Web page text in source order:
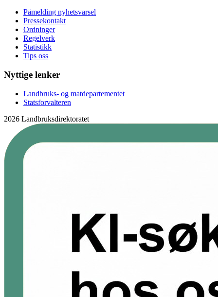
Påmelding nyhetsvarsel
Pressekontakt
Ordninger
Regelverk
Statistikk
Tips oss
Nyttige lenker
Landbruks- og matdepartementet
Statsforvalteren
2026 Landbruksdirektoratet